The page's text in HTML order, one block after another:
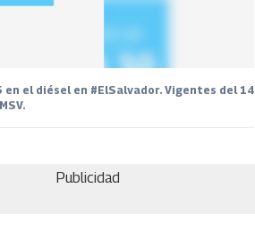
en el diésel en #ElSalvador. Vigentes del 14
Publicidad